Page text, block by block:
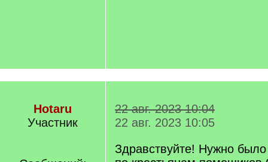
Hotaru
Участник
22 авг. 2023 10:04
22 авг. 2023 10:05
Здравствуйте! Нужно